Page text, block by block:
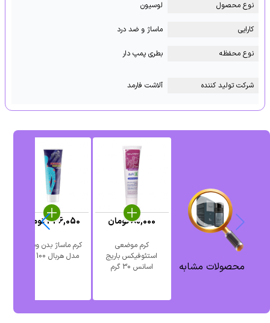
نوع محصول لوسیون
کارایی ماساژ و ضد درد
نوع محفظه بطری پمپ دار
شرکت تولید کننده آلاشت فارمد
محصولات مشابه
کرم موضعی
استئوفیکس باریج
اسانس 30 گرم
80,000تومان
کرم ماساژ بدن ویشکا
مدل هربال 100 گرم
336,050تومان